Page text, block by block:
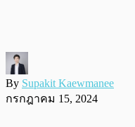
By Supakit Kaewmanee
กรกฎาคม 15, 2024